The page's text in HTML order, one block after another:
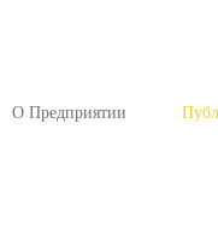
О Предприятии